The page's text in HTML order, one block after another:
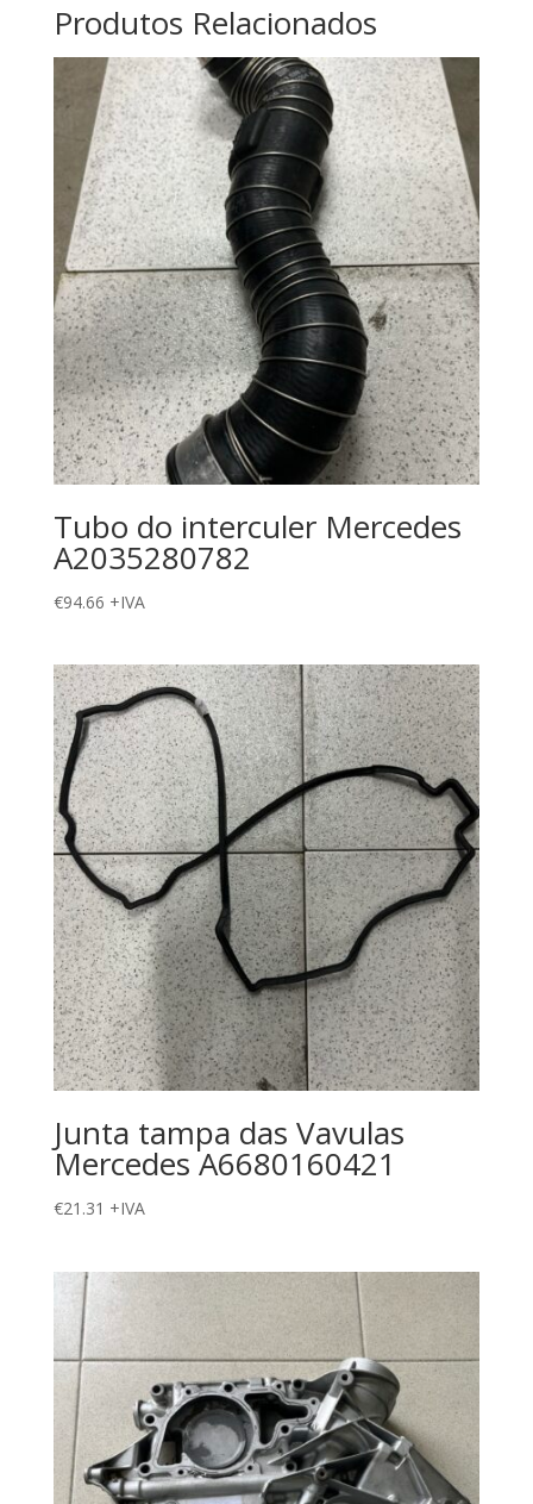
Produtos Relacionados
Tubo do interculer Mercedes
A2035280782
€94.66 +IVA
Junta tampa das Vavulas
Mercedes A6680160421
€21.31 +IVA